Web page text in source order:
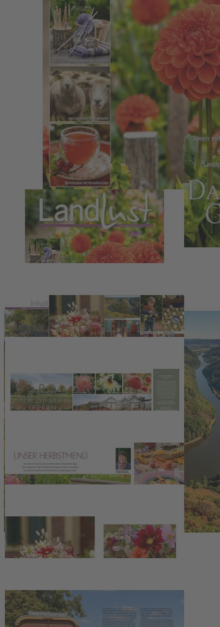
Zum Anfang der Bildergalerie springen
006108
Landlust Heft 5/2023
inkl. MwSt.
Mit der Landlust-Ausgabe 5/2023 dem Herbst entgegensehen.
Das Booklet „Süße Tartes“ liegt der Ausgabe bei.
Beschreibung
Aus dem Inhalt:
- Gartenpraxis: Leitern für jeden Zweck
- Endivien und Zwiebeln in der Küche
- Handarbeiten: stricken, filzen, nähen
- Schöne Kürbislichter schnitzen
- Wohnen mit Büchern
- Landpartie an der Saarschleife
- Zukunftsfähig: Artenreiche Mischwälder
- Kornelkirschen: das Wildobst verarbeiten
Kontakt
Leserservice der DMM Verlagsgruppe
48165 Münster
Kontaktformular